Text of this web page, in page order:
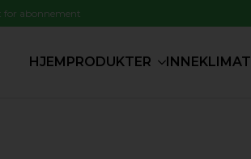
for abonnement
HJEMPRODUKTER